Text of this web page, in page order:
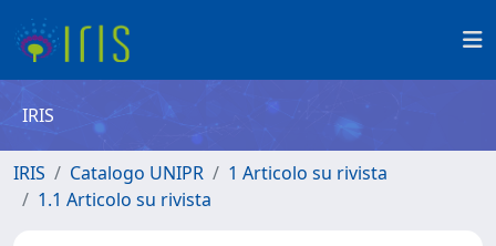
IRIS
IRIS Catalogo UNIPR
1 Articolo su rivista
1.1 Articolo su rivista